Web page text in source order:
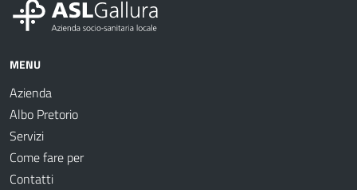
MENU
Azienda
Albo Pretorio
Servizi
Come fare per
Contatti